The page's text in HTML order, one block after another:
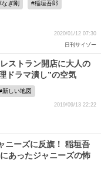
なぎ剛 稲垣吾郎
2020/01/12 07:30
日刊サイゾー
ストラン開店に大人の
ドラマ潰し”の空気
新しい地図
2019/09/13 22:22
ニーズに反旗！ 稲垣吾
あったジャニーズの怖